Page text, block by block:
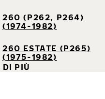
260 (P262, P264)
(1974-1982)
260 ESTATE (P265)
(1975-1982)
DI PIÙ